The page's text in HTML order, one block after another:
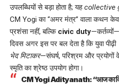
उपलब्धियों से बड़ा होता है; यहcollective
CM Yogi का “अमर मंत्र” वाला कथन
प्रशंसा नहीं, बल्कि civic duty
दिवस अगर इस पर बल देता है कि युवा पीढ़ी
भेद मिटाकर—संघर्ष, परिश्रम और प्रयोगों
स्मृति का श्रेष्ठ उपयोग होगा।
CM Yogi Adityanath: “आज का दिन